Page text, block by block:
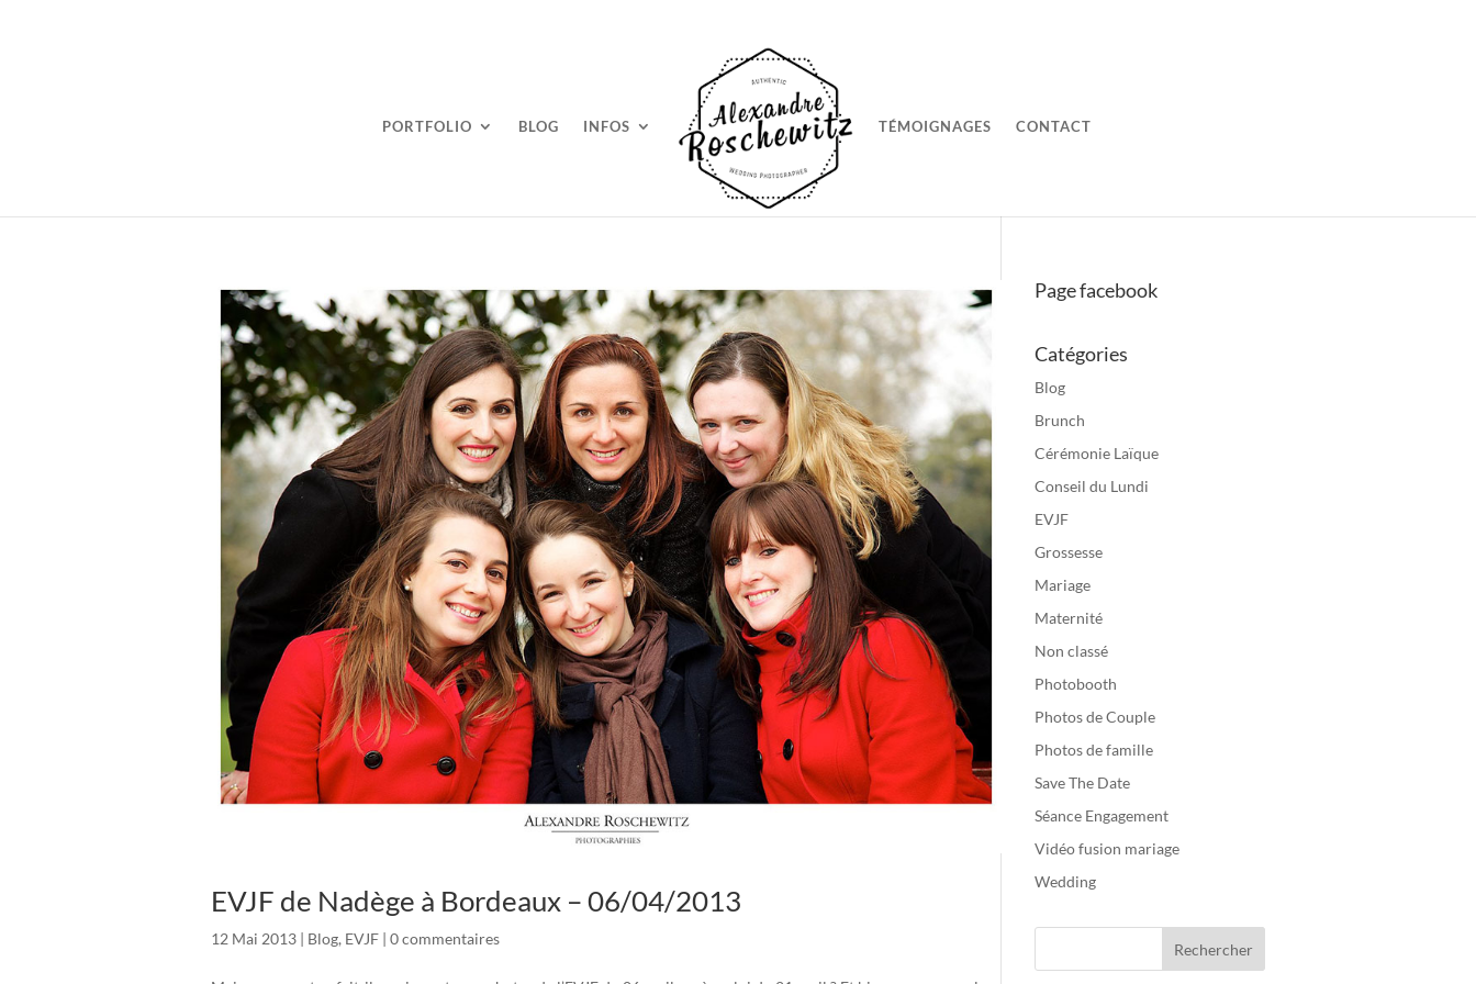
PORTFOLIO BLOG INFOS TÉMOIGNAGES CONTACT
EVJF de Nadège à Bordeaux – 06/04/2013
12 Mai 2013 | Blog, EVJF | 0 commentaires
Page facebook
Catégories
Blog
Brunch
Cérémonie Laïque
Conseil du Lundi
EVJF
Grossesse
Mariage
Maternité
Non classé
Photobooth
Photos de Couple
Photos de famille
Save The Date
Séance Engagement
Vidéo fusion mariage
Wedding